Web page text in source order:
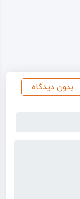
بدون دیدگاه